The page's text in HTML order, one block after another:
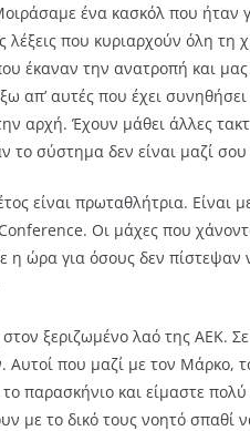
ένα κασκόλ που ήταν
λέξεις που κυριαρχούν όλη
έκαναν την ανατροπή και
απ’ αυτές που έχει
αρχή. Έχουν μάθει άλλες
το σύστημα δεν είναι μαζί
είναι πρωταθλήτρια.
Οι μάχες που
η ώρα για όσους δεν
ξεριζωμένο λαό της ΑΕΚ.
Αυτοί που μαζί με τον Μάρκο,
παρασκήνιο και είμαστε πολύ
με το δικό τους νοητό σπαθί